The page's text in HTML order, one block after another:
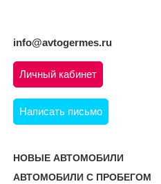
info@avtogermes.ru
Личный кабинет
Написать письмо
НОВЫЕ АВТОМОБИЛИ
АВТОМОБИЛИ С ПРОБЕГОМ